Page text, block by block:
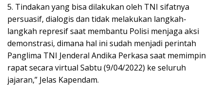
5. Tindakan yang bisa dilakukan oleh TNI sifatnya
persuasif, dialogis dan tidak melakukan langkah-
langkah represif saat membantu Polisi menjaga aksi
demonstrasi, dimana hal ini sudah menjadi perintah
Panglima TNI Jenderal Andika Perkasa saat memimpin
rapat secara virtual Sabtu (9/04/2022) ke seluruh
jajaran,” Jelas Kapendam.